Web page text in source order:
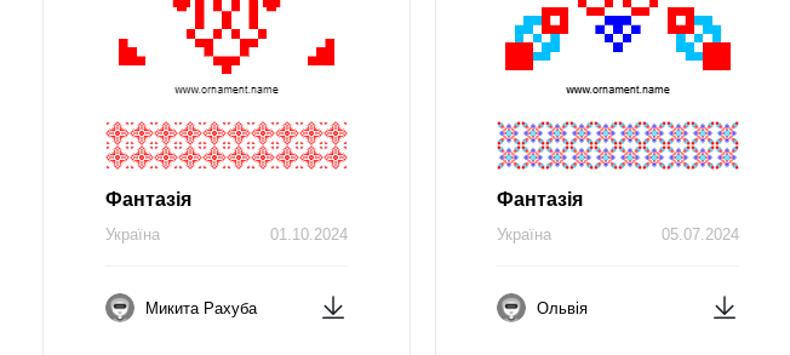
Фантазія
01.10.2024
Україна
Микита Рахуба
Фантазія
05.07.2024
Україна
Ольвія